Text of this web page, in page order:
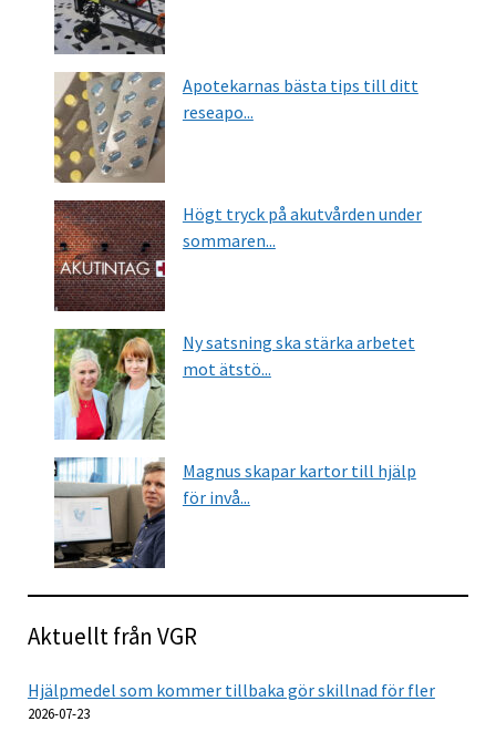
Apotekarnas bästa tips till ditt
reseapo...
Högt tryck på akutvården under
sommaren...
Ny satsning ska stärka arbetet
mot ätstö...
Magnus skapar kartor till hjälp
för invå...
Aktuellt från VGR
Hjälpmedel som kommer tillbaka gör skillnad för fler
2026-07-23